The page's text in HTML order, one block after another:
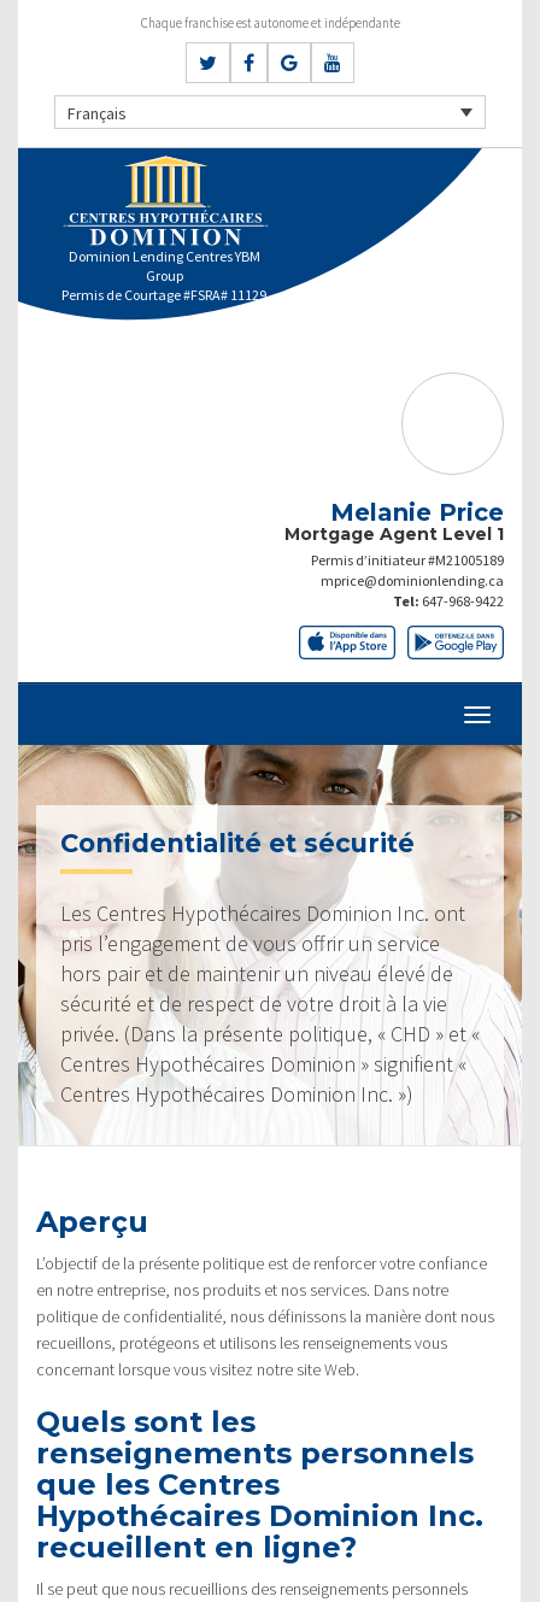
Chaque franchise est autonome et indépendante
Français
Dominion Lending Centres YBM
Group
Permis de Courtage #FSRA# 11129
Melanie Price
Mortgage Agent Level 1
Permis d’initiateur #M21005189
mprice@dominionlending.ca
Tel: 647-968-9422
Confidentialité et sécurité
Les Centres Hypothécaires Dominion Inc. ont
pris l’engagement de vous offrir un service
hors pair et de maintenir un niveau élevé de
sécurité et de respect de votre droit à la vie
privée. (Dans la présente politique, « CHD » et «
Centres Hypothécaires Dominion » signifient «
Centres Hypothécaires Dominion Inc. »)
Aperçu
L’objectif de la présente politique est de renforcer votre confiance
en notre entreprise, nos produits et nos services. Dans notre
politique de confidentialité, nous définissons la manière dont nous
recueillons, protégeons et utilisons les renseignements vous
concernant lorsque vous visitez notre site Web.
Quels sont les
renseignements personnels
que les Centres
Hypothécaires Dominion Inc.
recueillent en ligne?
Il se peut que nous recueillions des renseignements personnels